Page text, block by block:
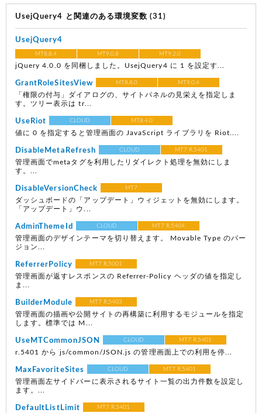
UsejQuery4 と関連のある環境変数 (31)
UsejQuery4
MT8.8.4 MT9.0.8 MT9.2.0
jQuery 4.0.0 を同梱しました。UsejQuery4 に 1 を設定す...
GrantRoleSitesView MT8.8.0 MT9.0.4
「権限の付与」ダイアログの、サイトパネルの見栄えを指定しま
す。ツリー表示は tr...
UseRiot CLOUD MT8.4.0
値に 0 を指定すると管理画面の JavaScript ライブラリを Riot....
DisableMetaRefresh CLOUD MT7 R.5401
管理画面でmetaタグを利用したリダイレクト処理を無効にしま
す。...
DisableVersionCheck MT7
ダッシュボードの「アップデート」ウィジェットを無効にします。
「アップデート」ウ...
AdminThemeId CLOUD MT7 R.5404
管理画面のデザインテーマを切り替えます。 Movable Type のバー
ジョン...
ReferrerPolicy MT7 R.5001
管理画面が返すレスポンスの Referrer-Policy ヘッダの値を指定し
ま...
BuilderModule MT7 R.5403
管理画面の描画や公開サイトの再構築に利用するモジュールを指定
します。標準では M...
UseMTCommonJSON CLOUD MT7 R.5401
r.5401 から js/common/JSON.js の管理画面上での利用を停...
MaxFavoriteSites CLOUD MT7 R.5401
管理画面左サイドバーに表示されるサイト一覧の出力件数を設定し
ます。...
DefaultListLimit MT7 R.5401